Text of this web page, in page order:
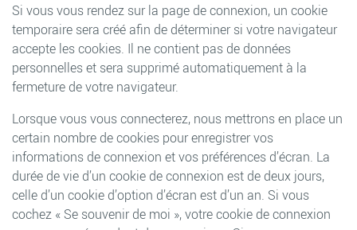
Si vous vous rendez sur la page de connexion, un cookie
temporaire sera créé afin de déterminer si votre navigateur
accepte les cookies. Il ne contient pas de données
personnelles et sera supprimé automatiquement à la
fermeture de votre navigateur.
Lorsque vous vous connecterez, nous mettrons en place un
certain nombre de cookies pour enregistrer vos
informations de connexion et vos préférences d’écran. La
durée de vie d’un cookie de connexion est de deux jours,
celle d’un cookie d’option d’écran est d’un an. Si vous
cochez « Se souvenir de moi », votre cookie de connexion